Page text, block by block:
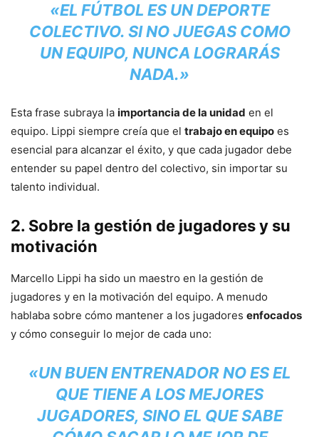
«EL FÚTBOL ES UN DEPORTE
COLECTIVO. SI NO JUEGAS COMO
UN EQUIPO, NUNCA LOGRARÁS
NADA.»
Esta frase subraya la importancia de la unidad en el
equipo. Lippi siempre creía que el trabajo en equipo es
esencial para alcanzar el éxito, y que cada jugador debe
entender su papel dentro del colectivo, sin importar su
talento individual.
2. Sobre la gestión de jugadores y su
motivación
Marcello Lippi ha sido un maestro en la gestión de
jugadores y en la motivación del equipo. A menudo
hablaba sobre cómo mantener a los jugadores enfocados
y cómo conseguir lo mejor de cada uno:
«UN BUEN ENTRENADOR NO ES EL
QUE TIENE A LOS MEJORES
JUGADORES, SINO EL QUE SABE